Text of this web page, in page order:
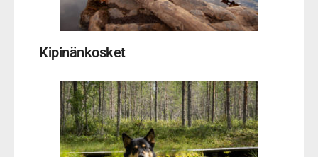
Kipinänkosket